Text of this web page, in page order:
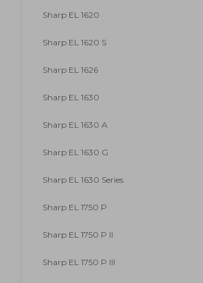
Sharp EL 1620
Sharp EL 1620 S
Sharp EL 1626
Sharp EL 1630
Sharp EL 1630 A
Sharp EL 1630 G
Sharp EL 1630 Series
Sharp EL 1750 P
Sharp EL 1750 P II
Sharp EL 1750 P III